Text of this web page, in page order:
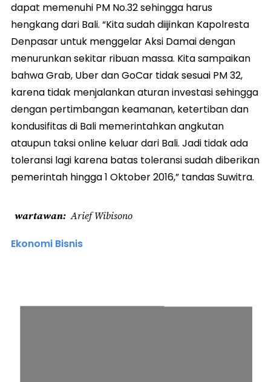
dapat memenuhi PM No.32 sehingga harus
hengkang dari Bali. “Kita sudah diijinkan Kapolresta
Denpasar untuk menggelar Aksi Damai dengan
menurunkan sekitar ribuan massa. Kita sampaikan
bahwa Grab, Uber dan GoCar tidak sesuai PM 32,
karena tidak menjalankan aturan investasi sehingga
dengan pertimbangan keamanan, ketertiban dan
kondusifitas di Bali memerintahkan angkutan
ataupun taksi online keluar dari Bali. Jadi tidak ada
toleransi lagi karena batas toleransi sudah diberikan
pemerintah hingga 1 Oktober 2016,” tandas Suwitra.
wartawan Arief Wibisono
Ekonomi Bisnis